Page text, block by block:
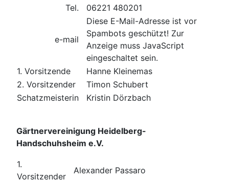
Tel.
06221 480201
e-mail
Diese E-Mail-Adresse ist vor
Spambots geschützt! Zur
Anzeige muss JavaScript
eingeschaltet sein.
1. Vorsitzende
Hanne Kleinemas
2. Vorsitzender
Timon Schubert
Schatzmeisterin
Kristin Dörzbach
Gärtnervereinigung Heidelberg-
Handschuhsheim e.V.
1.
Vorsitzender
Alexander Passaro